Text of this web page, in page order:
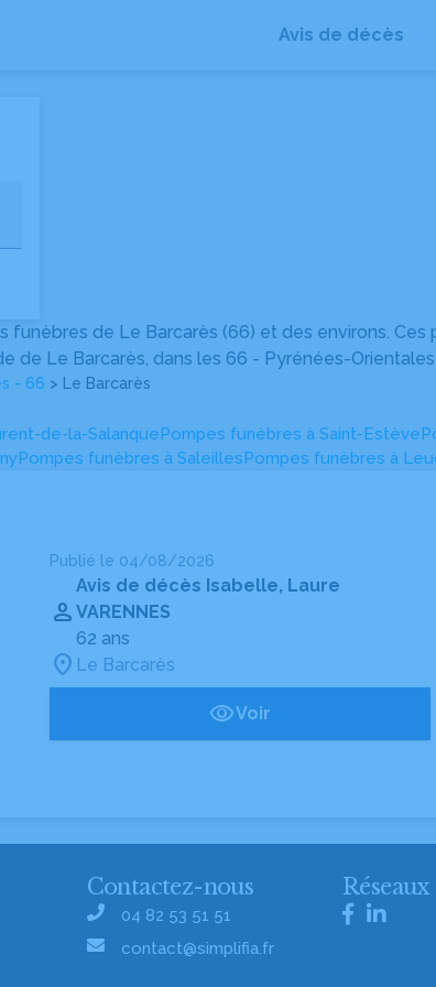
Avis de décès
de Le Barcarès (66) et des environs.
de Le Barcarès, dans les 66 - Pyrénées-
- 66 > Le Barcarès
de-la-SalanquePompes funèbres à Saint-Estève
Pompes funèbres à SaleillesPompes funèbres à
Publié le 04/08/2026
Avis de décès Isabelle, Laure
VARENNES
62 ans
Le Barcarès
Voir
Contactez-nous
04 82 53 51 51
contact@simplifia.fr